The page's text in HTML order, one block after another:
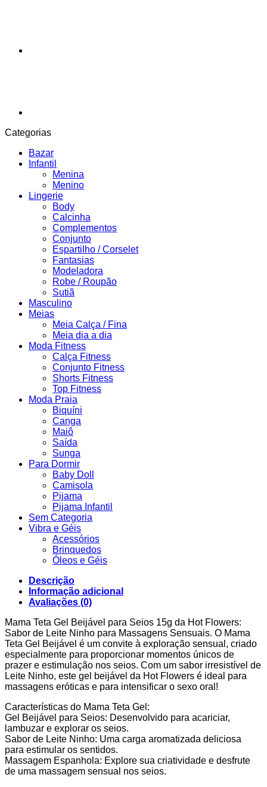
Categorias
Bazar
Infantil
Menina
Menino
Lingerie
Body
Calcinha
Complementos
Conjunto
Espartilho / Corselet
Fantasias
Modeladora
Robe / Roupão
Sutiã
Masculino
Meias
Meia Calça / Fina
Meia dia a dia
Moda Fitness
Calça Fitness
Conjunto Fitness
Shorts Fitness
Top Fitness
Moda Praia
Biquíni
Canga
Maiô
Saída
Sunga
Para Dormir
Baby Doll
Camisola
Pijama
Pijama Infantil
Sem Categoria
Vibra e Géis
Acessórios
Brinquedos
Óleos e Géis
Descrição
Informação adicional
Avaliações (0)
Mama Teta Gel Beijável para Seios 15g da Hot Flowers:
Sabor de Leite Ninho para Massagens Sensuais. O Mama
Teta Gel Beijável é um convite à exploração sensual, criado
especialmente para proporcionar momentos únicos de
prazer e estimulação nos seios. Com um sabor irresistível de
Leite Ninho, este gel beijável da Hot Flowers é ideal para
massagens eróticas e para intensificar o sexo oral!
Características do Mama Teta Gel:
Gel Beijável para Seios: Desenvolvido para acariciar,
lambuzar e explorar os seios.
Sabor de Leite Ninho: Uma carga aromatizada deliciosa
para estimular os sentidos.
Massagem Espanhola: Explore sua criatividade e desfrute
de uma massagem sensual nos seios.